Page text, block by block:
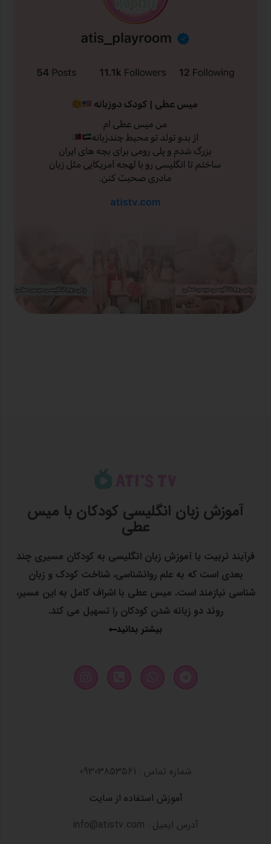
آموزش زبان انگلیسی کودکان با میس
عطی
فرآیند تربیت یا آموزش زبان انگلیسی به کودکان مسیری چند
بعدی است که به علم روانشناسی، شناخت کودک و زبان
شناسی نیازمند است. میس عطی با اشراف کامل به این مسیر،
روند دو زبانه شدن کودکان را تسهیل می کند.
بیشتر بدانید
شماره تماس : 09303853561
آموزش استفاده از سایت
آدرس ایمیل : info@atistv.com